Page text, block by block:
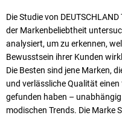
Die Studie von
der Marken­beliebt­heit
analysiert, um zu erkennen,
Bewusstsein ihrer Kunden
Die Besten sind jene Marken,
und verlässliche Qualität
gefunden haben –
modischen Trends. Die Marke